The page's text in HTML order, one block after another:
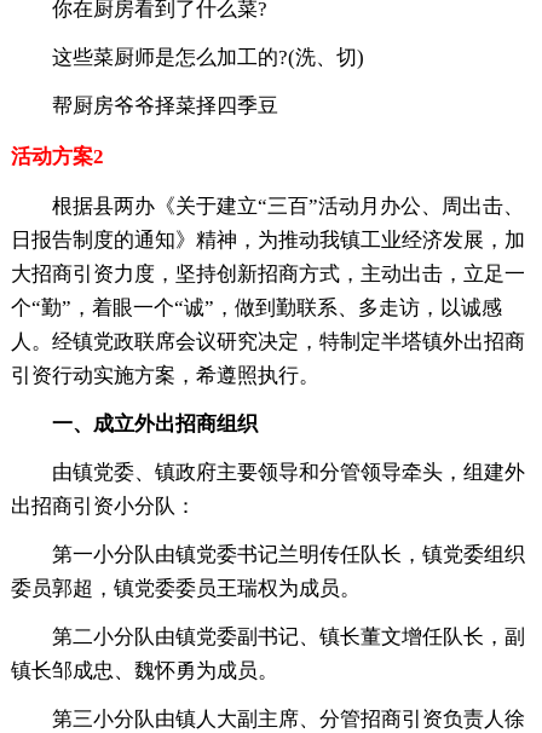
你在厨房看到了什么菜?
这些菜厨师是怎么加工的?(洗、切)
帮厨房爷爷择菜择四季豆
活动方案2
根据县两办《关于建立“三百”活动月办公、周出击、
日报告制度的通知》精神，为推动我镇工业经济发展，加
大招商引资力度，坚持创新招商方式，主动出击，立足一
个“勤”，着眼一个“诚”，做到勤联系、多走访，以诚感
人。经镇党政联席会议研究决定，特制定半塔镇外出招商
引资行动实施方案，希遵照执行。
一、成立外出招商组织
由镇党委、镇政府主要领导和分管领导牵头，组建外
出招商引资小分队：
第一小分队由镇党委书记兰明传任队长，镇党委组织
委员郭超，镇党委委员王瑞权为成员。
第二小分队由镇党委副书记、镇长董文增任队长，副
镇长邹成忠、魏怀勇为成员。
第三小分队由镇人大副主席、分管招商引资负责人徐